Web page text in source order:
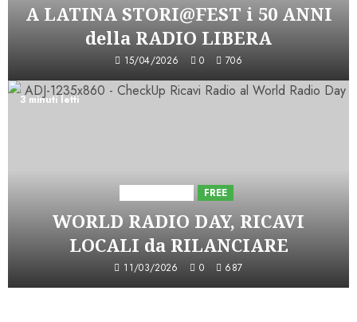
A LATINA STORI@FEST i 50 ANNI
della RADIO LIBERA
15/04/2026 0 706
3 minuti letti
FREE
WORLD RADIO DAY, RICAVI
LOCALI da RILANCIARE
11/03/2026 0 687